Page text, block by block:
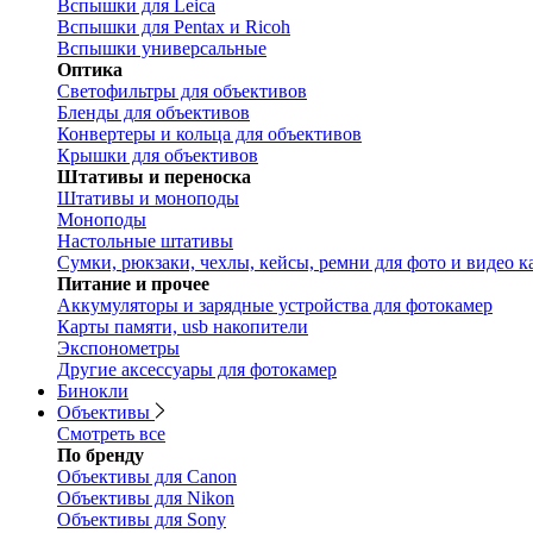
Вспышки для Leica
Вспышки для Pentax и Ricoh
Вспышки универсальные
Оптика
Светофильтры для объективов
Бленды для объективов
Конвертеры и кольца для объективов
Крышки для объективов
Штативы и переноска
Штативы и моноподы
Моноподы
Настольные штативы
Сумки, рюкзаки, чехлы, кейсы, ремни для фото и видео
Питание и прочее
Аккумуляторы и зарядные устройства для фотокамер
Карты памяти, usb накопители
Экспонометры
Другие аксессуары для фотокамер
Бинокли
Объективы
Смотреть все
По бренду
Объективы для Canon
Объективы для Nikon
Объективы для Sony